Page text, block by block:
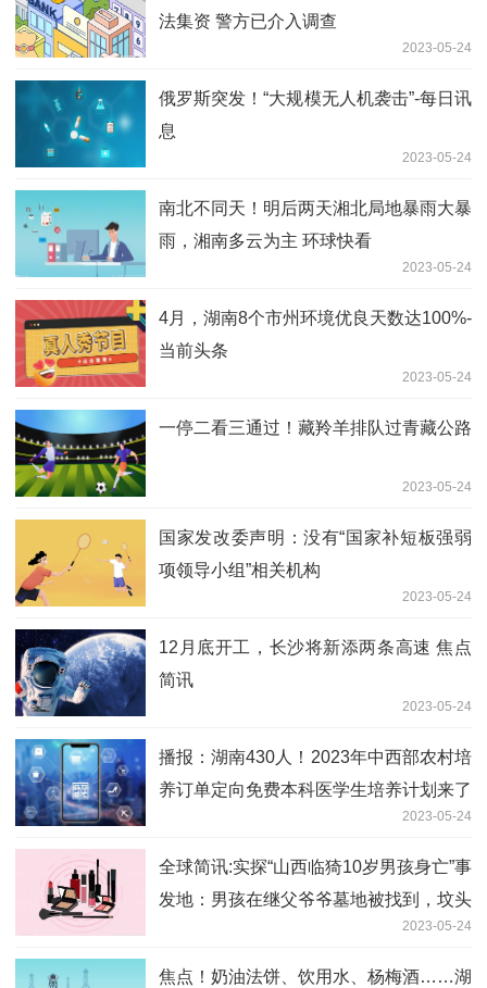
法集资 警方已介入调查
2023-05-24
俄罗斯突发！“大规模无人机袭击”-每日讯
息
2023-05-24
南北不同天！明后两天湘北局地暴雨大暴
雨，湘南多云为主 环球快看
2023-05-24
4月，湖南8个市州环境优良天数达100%-
当前头条
2023-05-24
一停二看三通过！藏羚羊排队过青藏公路
2023-05-24
国家发改委声明：没有“国家补短板强弱
项领导小组”相关机构
2023-05-24
12月底开工，长沙将新添两条高速 焦点
简讯
2023-05-24
播报：湖南430人！2023年中西部农村培
养订单定向免费本科医学生培养计划来了
2023-05-24
全球简讯:实探“山西临猗10岁男孩身亡”事
发地：男孩在继父爷爷墓地被找到，坟头
2023-05-24
焦点！奶油法饼、饮用水、杨梅酒……湖